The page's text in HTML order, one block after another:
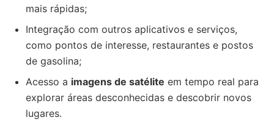
mais rápidas;
Integração com outros aplicativos e serviços,
como pontos de interesse, restaurantes e postos
de gasolina;
Acesso a imagens de satélite em tempo real para
explorar áreas desconhecidas e descobrir novos
lugares.